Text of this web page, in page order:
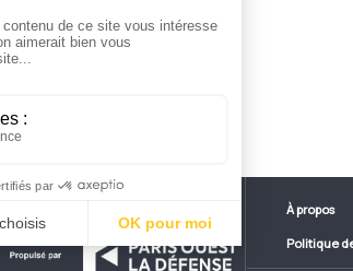
À propos
Politique